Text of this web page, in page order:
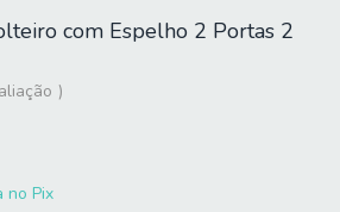
com Espelho 2 Portas 2
no Pix